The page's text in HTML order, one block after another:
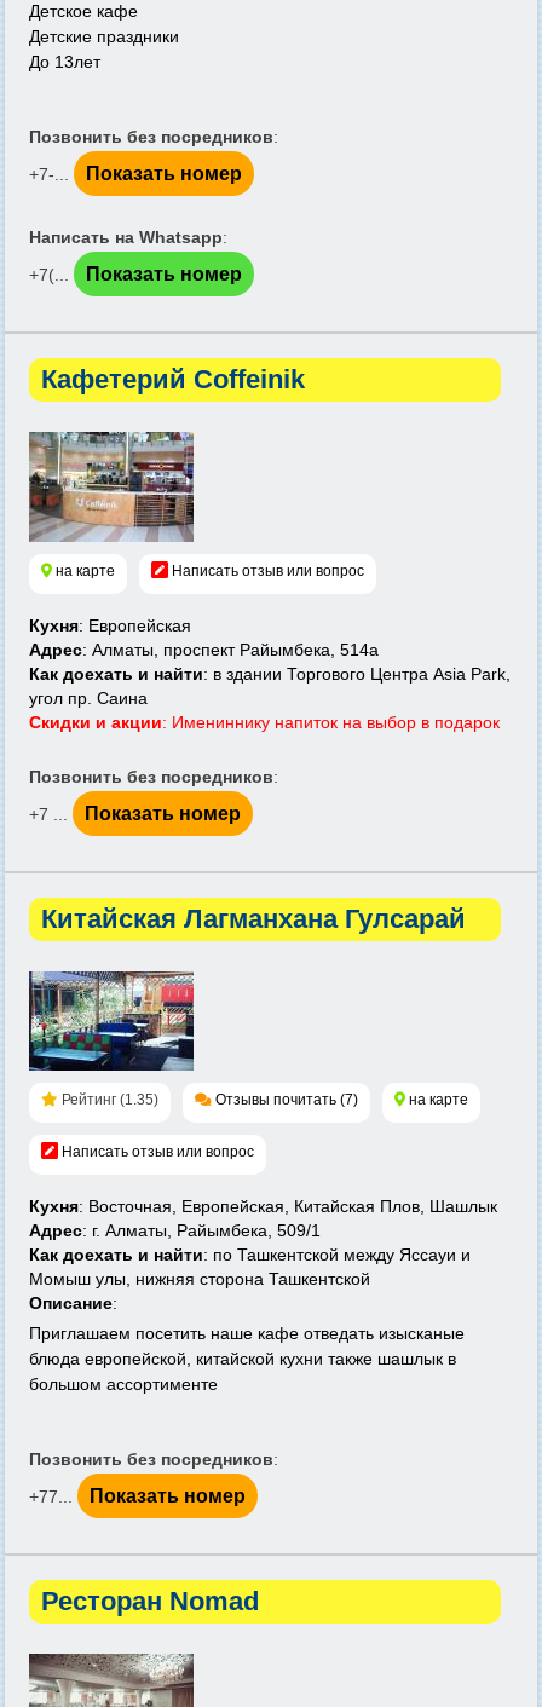
Детское кафе
Детские праздники
До 13лет
Позвонить без посредников:
+7-...
Показать номер
Написать на Whatsapp:
+7(...
Показать номер
Кафетерий Coffeinik
на карте Написать отзыв или вопрос
Кухня: Европейская
Адрес: Алматы, проспект Райымбека, 514а
Как доехать и найти: в здании Торгового Центра Asia Park,
угол пр. Саина
Скидки и акции: Имениннику напиток на выбор в подарок
Позвонить без посредников:
+7 ...
Показать номер
Китайская Лагманхана Гулсарай
Рейтинг (1.35) Отзывы почитать (7) на карте
Написать отзыв или вопрос
Кухня: Восточная, Европейская, Китайская Плов, Шашлык
Адрес: г. Алматы, Райымбека, 509/1
Как доехать и найти: по Ташкентской между Яссауи и
Момыш улы, нижняя сторона Ташкентской
Описание:
Приглашаем посетить наше кафе отведать изысканые
блюда европейской, китайской кухни также шашлык в
большом ассортименте
Позвонить без посредников:
+77...
Показать номер
Ресторан Nomad